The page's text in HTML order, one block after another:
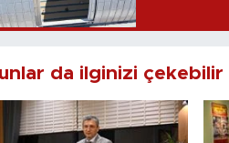
da ilginizi çekebilir